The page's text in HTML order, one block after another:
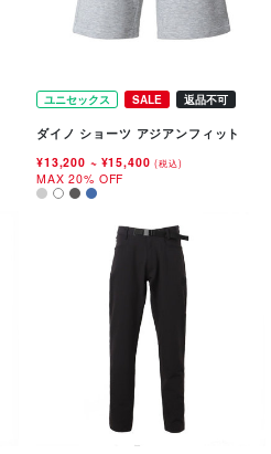
ユニセックス SALE 返品不可
ダイノ ショーツ アジアンフィット
¥13,200 ~ ¥15,400(税込)
MAX 20% OFF